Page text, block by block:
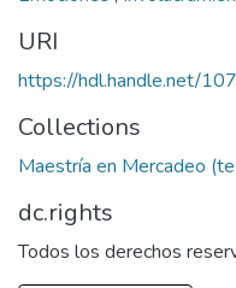
URI
https://hdl.handle.net/
Collections
Maestría en Mercadeo
dc.rights
Todos los derechos